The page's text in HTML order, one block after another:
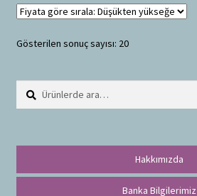
Gösterilen sonuç sayısı: 20
Ara:
Hakkımızda
Banka Bilgilerimiz